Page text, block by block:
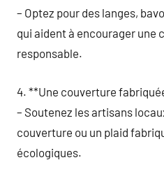
– Optez pour des langes,
qui aident à encourager une
responsable.
4. **Une couverture
– Soutenez les artisans
couverture ou un plaid
écologiques.